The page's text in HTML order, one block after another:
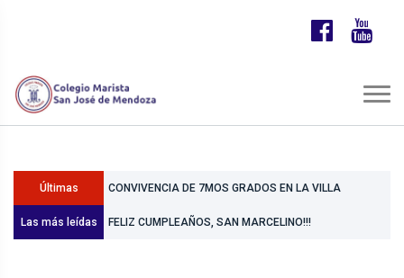
Últimas
Noticias
MARISTA
Las más leídas SECUNDARIA | PROYECTO SOLIDARIO